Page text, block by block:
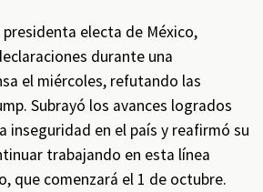
presidenta electa de México,
durante una
el miércoles, refutando las
Subrayó los avances logrados
inseguridad en el país y reafirmó su
trabajando en esta línea
que comenzará el 1 de octubre.